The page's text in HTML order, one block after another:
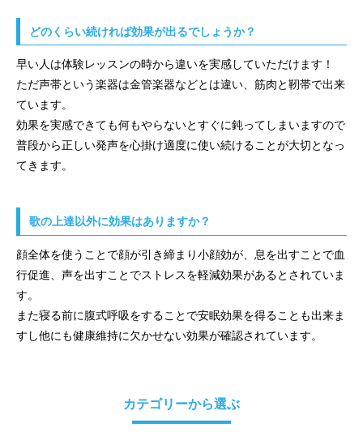
どのくらい続ければ効果が出るでしょうか？
早い人は体験レッスンの時から違いを実感していただけます！
ただ声帯という楽器は金管楽器などとは違い、筋肉と靭帯で出来
ています。
効果を実感できても何もやらないとすぐに鈍ってしまいますので
普段から正しい発声を心掛け適度に使い続けることが大切となっ
てきます。
歌の上達以外に効果はありますか？
顔全体を使うことで顔が引き締まり小顔効が、息を出すことで血
行促進、声を出すことでストレスを軽減効果があるとされていま
す。
また寝る前に腹式呼吸をすることで安眠効果を得ることも出来ま
すし他にも健康維持に欠かせない効果が確認されています。
カテゴリーから選ぶ